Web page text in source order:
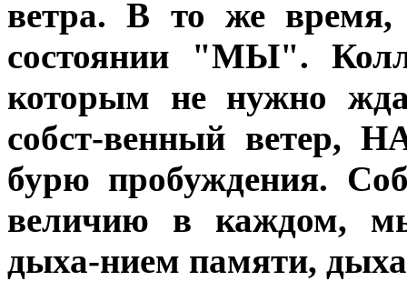
ветра. В то же время,
состоянии "МЫ".
которым не нужно
собст-венный ветер,
бурю пробуждения.
величию в каждом,
дыха-нием памяти,